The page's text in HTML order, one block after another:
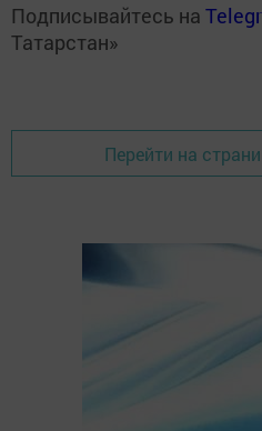
Подписывайтесь на
Татарстан»
Перейти на